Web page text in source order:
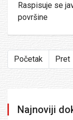
Raspisuje se
površine
Početak Pret
Najnoviji